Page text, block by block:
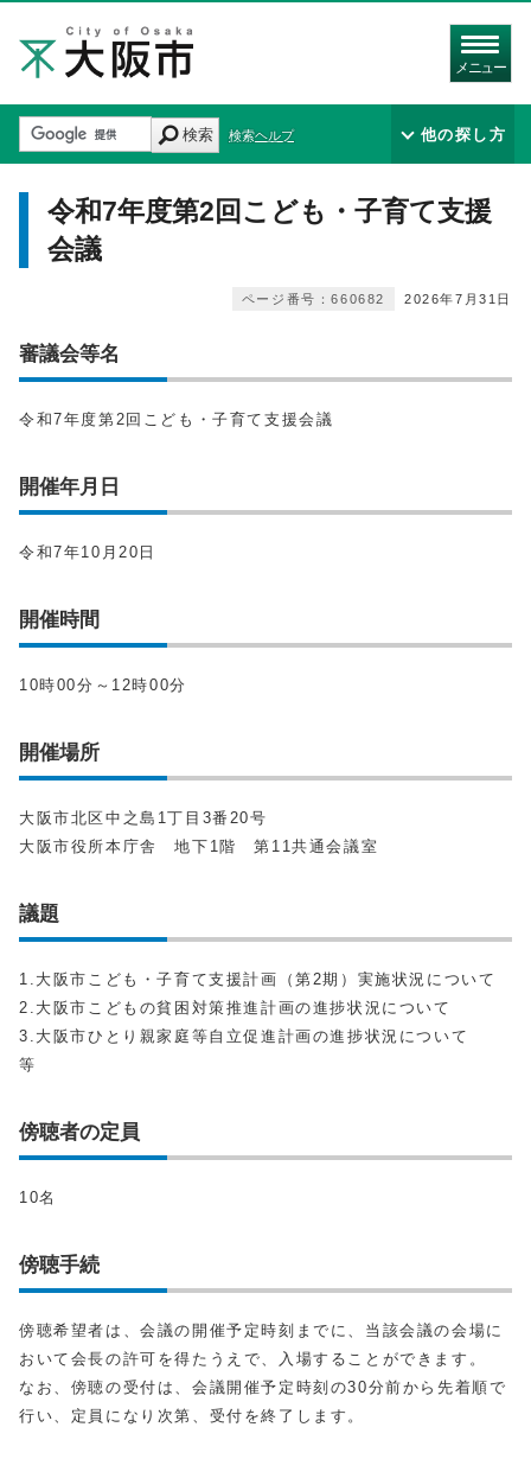
メニュー
検索 検索ヘルプ 他の探し方
令和7年度第2回こども・子育て支援
会議
2026年7月31日
ページ番号：660682
審議会等名
令和7年度第2回こども・子育て支援会議
開催年月日
令和7年10月20日
開催時間
10時00分～12時00分
開催場所
大阪市北区中之島1丁目3番20号
大阪市役所本庁舎 地下1階 第11共通会議室
議題
1.大阪市こども・子育て支援計画（第2期）実施状況について
2.大阪市こどもの貧困対策推進計画の進捗状況について
3.大阪市ひとり親家庭等自立促進計画の進捗状況について
等
傍聴者の定員
10名
傍聴手続
傍聴希望者は、会議の開催予定時刻までに、当該会議の会場に
おいて会長の許可を得たうえで、入場することができます。
なお、傍聴の受付は、会議開催予定時刻の30分前から先着順で
行い、定員になり次第、受付を終了します。